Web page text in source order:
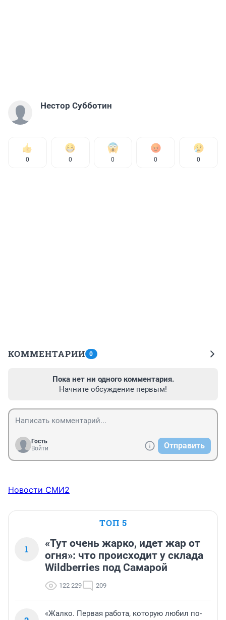
Нестор Субботин
0 0 0 0 0
КОММЕНТАРИИ 0
Пока нет ни одного комментария.
Начните обсуждение первым!
Гость
Войти
Отправить
Новости СМИ2
ТОП 5
1
«Тут очень жарко, идет жар от
огня»: что происходит у склада
Wildberries под Самарой
122 229 209
«Жалко. Первая работа, которую любил по-